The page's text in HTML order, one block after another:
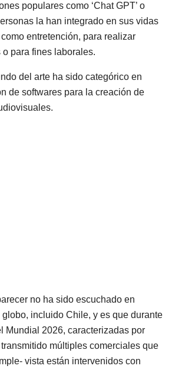
populares como ‘Chat GPT’ o
la han integrado en sus vidas
entretención, para realizar
para fines laborales.
del arte ha sido categórico en
de softwares para la creación de
no ha sido escuchado en
incluido Chile, y es que durante
Mundial 2026, caracterizadas por
múltiples comerciales que
vista están intervenidos con